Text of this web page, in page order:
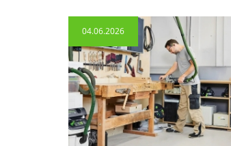
04.06.2026